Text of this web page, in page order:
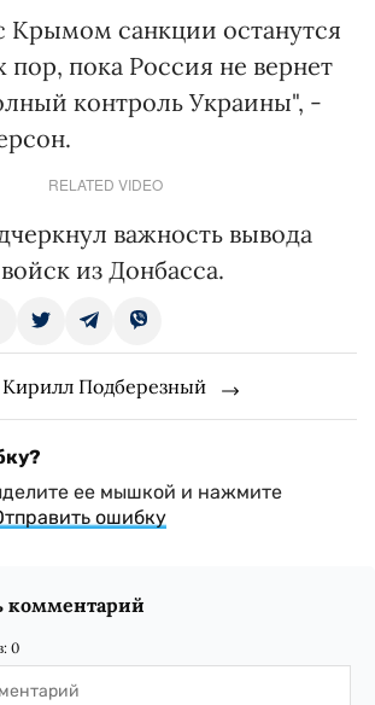
Крымом санкции останутся
пор, пока Россия не вернет
контроль Украины", -
RELATED VIDEO
важность вывода
из Донбасса.
Подберезный
ее мышкой и нажмите
ошибку
комментарий
0